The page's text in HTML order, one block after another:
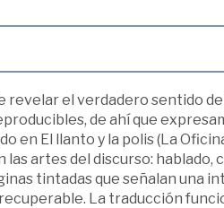
revelar el verdadero sentido
de ahí que
en El llanto y la polis (La
artes del discurso: hablado,
tintadas que señalan una
La traducción